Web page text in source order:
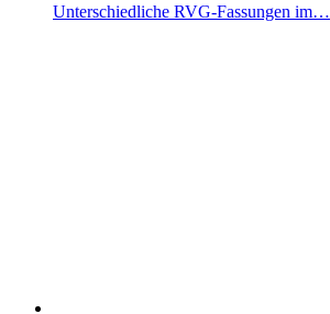
Unterschiedliche RVG-Fassungen im…